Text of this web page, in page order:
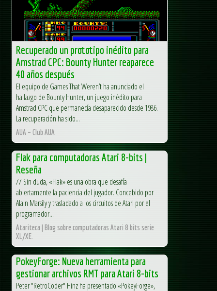
Recuperado un prototipo inédito para
Amstrad CPC: Bounty Hunter reaparece
40 años después
El equipo de Games That Weren’t ha anunciado el
hallazgo de Bounty Hunter, un juego inédito para
Amstrad CPC que permanecía desaparecido desde 1986.
La recuperación ha sido...
AUA – Club AUA
Flak para computadoras Atari 8-bits |
Reseña
// Sin duda, «Flak» es una obra que desafía
abiertamente la paciencia del jugador. Concebido por
Alain Marsily y trasladado a los circuitos de Atari por el
programador...
Atariteca | Blog sobre computadoras Atari 8 bits serie
XL/XE.
PokeyForge: Nueva herramienta para
gestionar archivos RMT para Atari 8-bits
Peter "RetroCoder" Hinz ha presentado «PokeyForge»,